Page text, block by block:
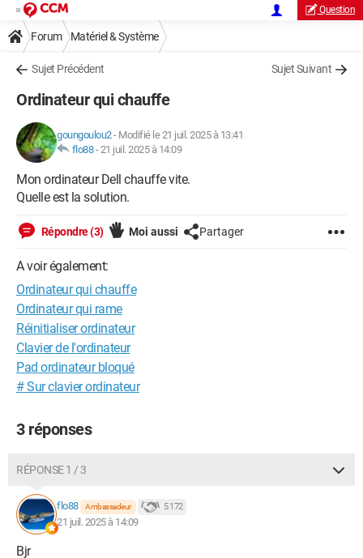
Question
Forum Matériel & Système
Sujet Précédent Sujet Suivant
Ordinateur qui chauffe
goungoulou2- Modifié le 21 juil. 2025 à 13:41
flo88-21 juil. 2025 à 14:09
Mon ordinateur Dell chauffe vite.
Quelle est la solution.
Répondre (3) Moi aussi Partager
A voir également:
Ordinateur qui chauffe
Ordinateur qui rame
Réinitialiser ordinateur
Clavier de l'ordinateur
Pad ordinateur bloqué
# Sur clavier ordinateur
3 réponses
RÉPONSE 1 / 3
flo88 Ambassadeur 5 172
21 juil. 2025 à 14:09
Bjr